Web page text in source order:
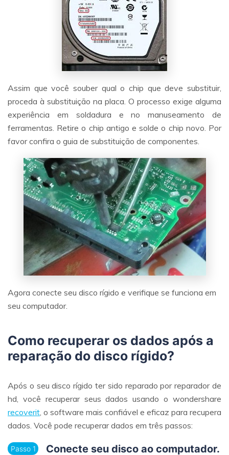
Assim que você souber qual o chip que deve substituir,
proceda à substituição na placa. O processo exige alguma
experiência em soldadura e no manuseamento de
ferramentas. Retire o chip antigo e solde o chip novo. Por
favor confira o guia de substituição de componentes.
Agora conecte seu disco rígido e verifique se funciona em
seu computador.
Como recuperar os dados após a
reparação do disco rígido?
Após o seu disco rígido ter sido reparado por reparador de
hd, você recuperar seus dados usando o wondershare
recoverit , o software mais confiável e eficaz para recupera
dados. Você pode recuperar dados em três passos:
Passo 1
Conecte seu disco ao computador.